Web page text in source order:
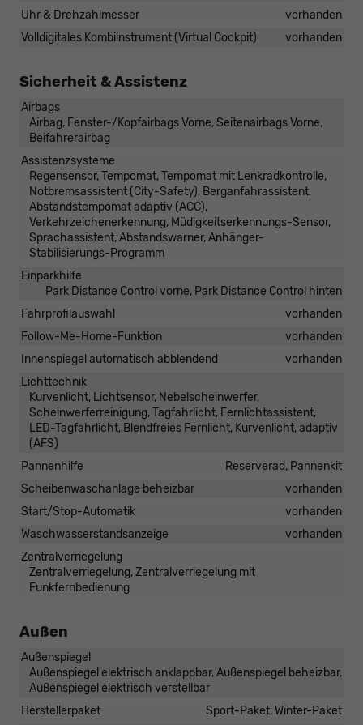
Uhr & Drehzahlmesser
vorhanden
Volldigitales Kombiinstrument (Virtual Cockpit)
vorhanden
Sicherheit & Assistenz
Airbags
Airbag, Fenster-/Kopfairbags Vorne, Seitenairbags Vorne,
Beifahrerairbag
Assistenzsysteme
Regensensor, Tempomat, Tempomat mit Lenkradkontrolle,
Notbremsassistent (City-Safety), Berganfahrassistent,
Abstandstempomat adaptiv (ACC),
Verkehrzeichenerkennung, Müdigkeitserkennungs-Sensor,
Sprachassistent, Abstandswarner, Anhänger-
Stabilisierungs-Programm
Einparkhilfe
Park Distance Control vorne, Park Distance Control hinten
Fahrprofilauswahl
vorhanden
Follow-Me-Home-Funktion
vorhanden
Innenspiegel automatisch abblendend
vorhanden
Lichttechnik
Kurvenlicht, Lichtsensor, Nebelscheinwerfer,
Scheinwerferreinigung, Tagfahrlicht, Fernlichtassistent,
LED-Tagfahrlicht, Blendfreies Fernlicht, Kurvenlicht, adaptiv
(AFS)
Pannenhilfe
Reserverad, Pannenkit
Scheibenwaschanlage beheizbar
vorhanden
Start/Stop-Automatik
vorhanden
Waschwasserstandsanzeige
vorhanden
Zentralverriegelung
Zentralverriegelung, Zentralverriegelung mit
Funkfernbedienung
Außen
Außenspiegel
Außenspiegel elektrisch anklappbar, Außenspiegel beheizbar,
Außenspiegel elektrisch verstellbar
Herstellerpaket
Sport-Paket, Winter-Paket